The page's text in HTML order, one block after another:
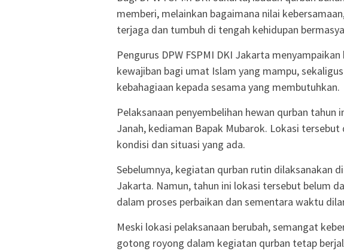
memberi, melainkan bagaimana nilai
terjaga dan tumbuh di tengah kehidupan
Pengurus DPW FSPMI DKI Jakarta
kewajiban bagi umat Islam yang mampu,
kebahagiaan kepada sesama yang membutuhkan.
Pelaksanaan penyembelihan hewan qurban
Janah, kediaman Bapak Mubarok. Lokasi
kondisi dan situasi yang ada.
Sebelumnya, kegiatan qurban rutin dilaksanakan
Jakarta. Namun, tahun ini lokasi tersebut belum
dalam proses perbaikan dan sementara waktu
Meski lokasi pelaksanaan berubah, semangat
gotong royong dalam kegiatan qurban tetap